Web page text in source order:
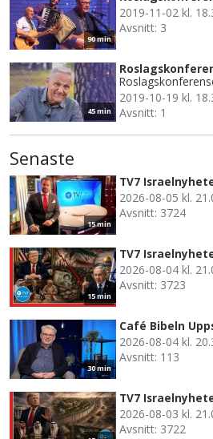
90 min
2019-11-02 kl.
Avsnitt: 3
45 min
2019-10-19 kl.
Avsnitt: 1
Senaste
15 min
TV7
2026-08-05 kl.
Avsnitt: 3724
15 min
TV7
2026-08-04 kl.
Avsnitt: 3723
30 min
Café Bibeln
2026-08-04 kl.
Avsnitt: 113
TV7
2026-08-03 kl.
Avsnitt: 3722